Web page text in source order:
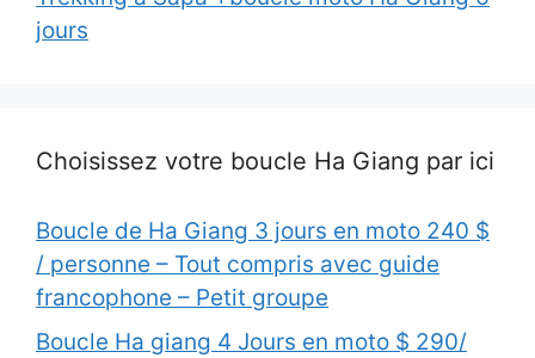
jours
Choisissez votre boucle Ha Giang par ici
Boucle de Ha Giang 3 jours en moto 240 $
/ personne – Tout compris avec guide
francophone – Petit groupe
Boucle Ha giang 4 Jours en moto $ 290/